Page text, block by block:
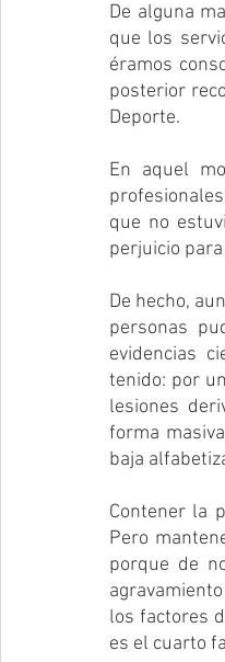
De alguna
que los
éramos
posterior
Deporte.
En aquel
que no
perjuicio
De hecho,
personas
evidencias
tenido: por
lesiones
forma
baja
Contener la
Pero
porque de
los factores
es el cuarto